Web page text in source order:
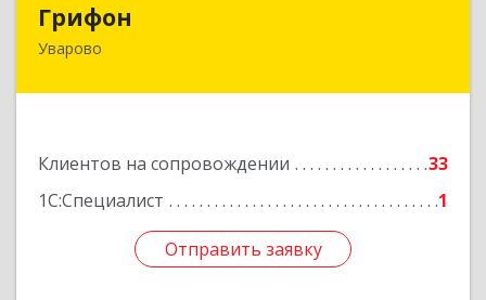
Грифон
Уварово
Клиентов на сопровождении
33
1С:Специалист
1
Отправить заявку
393461, Тамбовская обл, Уварово г, Южная ул,
Отправить заявку